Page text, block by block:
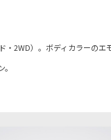
・2WD）。ボディカラーの